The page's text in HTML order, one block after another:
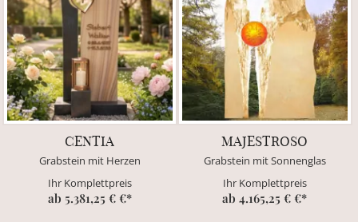
CENTIA
Grabstein mit Herzen
Ihr Komplettpreis
ab 5.381,25 € €*
MAJESTROSO
Grabstein mit Sonnenglas
Ihr Komplettpreis
ab 4.165,25 € €*